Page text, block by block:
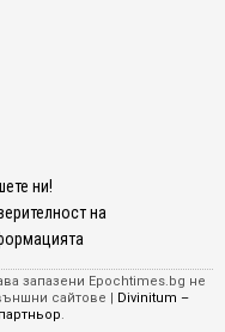
ни!
на
запазени Epochtimes.bg не
сайтове | Divinitum –
.